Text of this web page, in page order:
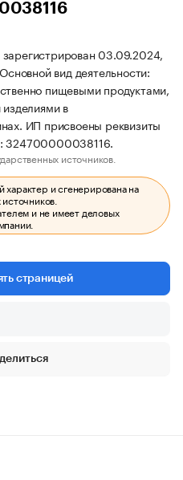
03.09.2024,
вид деятельности:
пищевыми продуктами,
в
ИП присвоены реквизиты
324700000038116.
источников.
и сгенерирована на
и не имеет деловых
страницей